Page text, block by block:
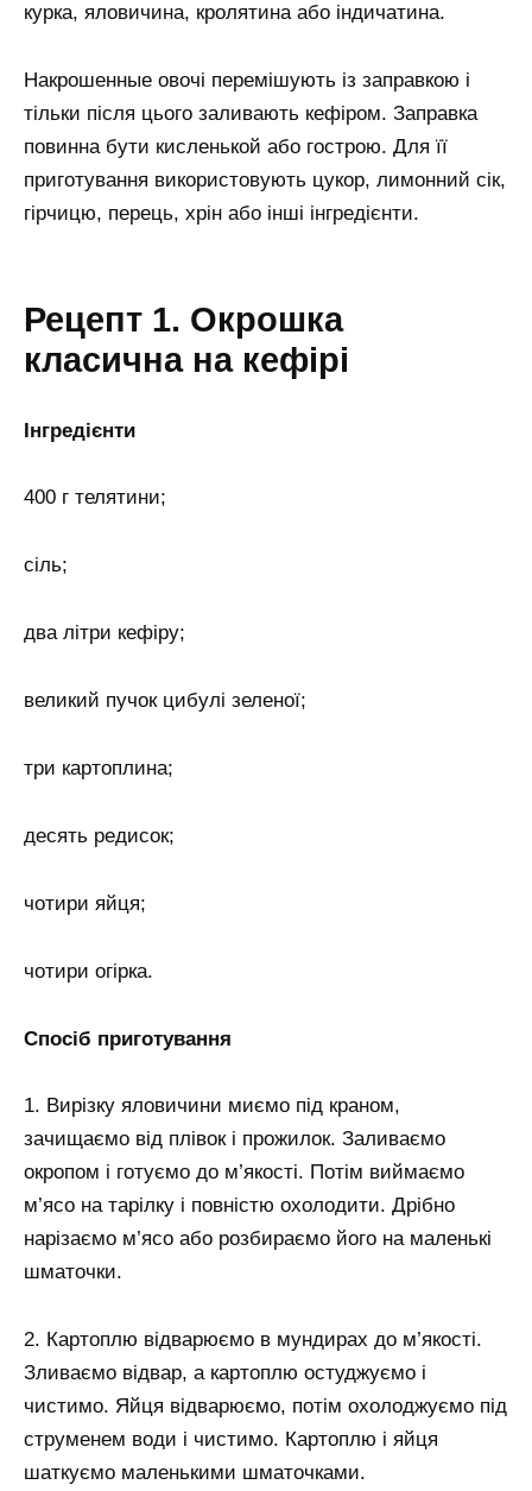
курка, яловичина, кролятина або індичатина.
Накрошенные овочі перемішують із заправкою і
тільки після цього заливають кефіром. Заправка
повинна бути кисленькой або гострою. Для її
приготування використовують цукор, лимонний сік,
гірчицю, перець, хрін або інші інгредієнти.
Рецепт 1. Окрошка
класична на кефірі
Інгредієнти
400 г телятини;
сіль;
два літри кефіру;
великий пучок цибулі зеленої;
три картоплина;
десять редисок;
чотири яйця;
чотири огірка.
Спосіб приготування
1. Вирізку яловичини миємо під краном,
зачищаємо від плівок і прожилок. Заливаємо
окропом і готуємо до м’якості. Потім виймаємо
м’ясо на тарілку і повністю охолодити. Дрібно
нарізаємо м’ясо або розбираємо його на маленькі
шматочки.
2. Картоплю відварюємо в мундирах до м’якості.
Зливаємо відвар, а картоплю остуджуємо і
чистимо. Яйця відварюємо, потім охолоджуємо під
струменем води і чистимо. Картоплю і яйця
шаткуємо маленькими шматочками.